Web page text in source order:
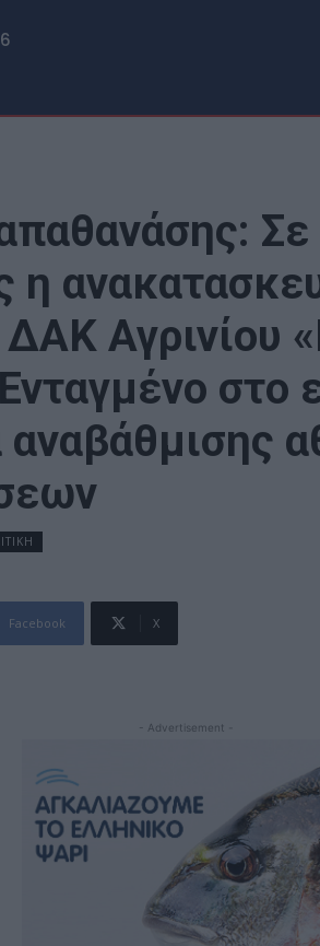
η
Αγρινίου
στο
Facebook X
- Advertisement -